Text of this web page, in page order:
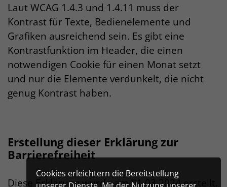
Cookies erleichtern die Bereitstellung
Laut WCAG 1.4.3 und 1.4.11 muss der
Kontrast für Texte, Bedienelemente und
Grafiken ausreichend sein. Es gibt eine
Kontrastfunktion im Header, die einen
notwendigen Cookie für einen Monat setzt
und nur die Elemente verdunkelt, die nicht
genug Kontrast haben.
Erstellung dieser Erklärung zur
Barrierefreiheit
Diese Erklärung wurde am 01.03.2024 erstellt.